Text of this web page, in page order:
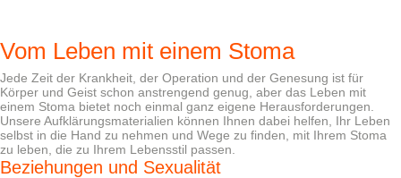
Vom Leben mit einem Stoma
Jede Zeit der Krankheit, der Operation und der Genesung ist für
Körper und Geist schon anstrengend genug, aber das Leben mit
einem Stoma bietet noch einmal ganz eigene Herausforderungen.
Unsere Aufklärungsmaterialien können Ihnen dabei helfen, Ihr Leben
selbst in die Hand zu nehmen und Wege zu finden, mit Ihrem Stoma
zu leben, die zu Ihrem Lebensstil passen.
Beziehungen und Sexualität